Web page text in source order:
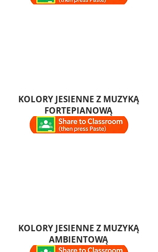
KOLORY JESIENNE Z MUZYKĄ
FORTEPIANOWĄ
KOLORY JESIENNE Z MUZYKĄ
AMBIENTOWĄ